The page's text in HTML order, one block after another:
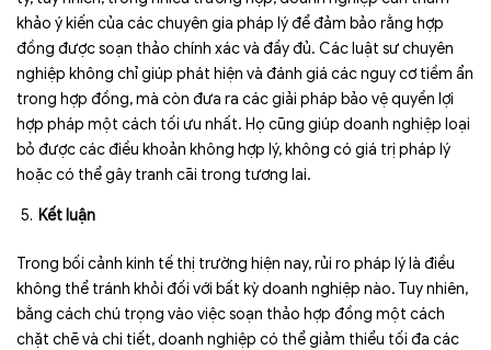
khảo ý kiến của các chuyên gia pháp lý để đảm bảo rằng hợp
đồng được soạn thảo chính xác và đầy đủ. Các luật sư chuyên
nghiệp không chỉ giúp phát hiện và đánh giá các nguy cơ tiềm ẩn
trong hợp đồng, mà còn đưa ra các giải pháp bảo vệ quyền lợi
hợp pháp một cách tối ưu nhất. Họ cũng giúp doanh nghiệp loại
bỏ được các điều khoản không hợp lý, không có giá trị pháp lý
hoặc có thể gây tranh cãi trong tương lai.
Kết luận
Trong bối cảnh kinh tế thị trường hiện nay, rủi ro pháp lý là điều
không thể tránh khỏi đối với bất kỳ doanh nghiệp nào. Tuy nhiên,
bằng cách chú trọng vào việc soạn thảo hợp đồng một cách
chặt chẽ và chi tiết, doanh nghiệp có thể giảm thiểu tối đa các